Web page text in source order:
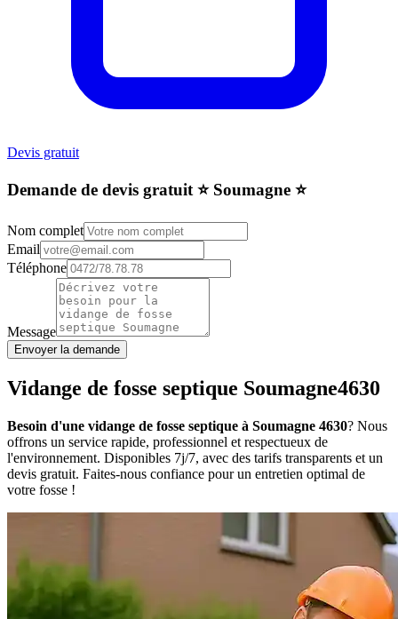
Devis gratuit
Demande de devis gratuit ⭐️ Soumagne ⭐️
Nom complet
Email
Téléphone
Message
Envoyer la demande
Vidange de fosse septique Soumagne4630
Besoin d'une vidange de fosse septique à Soumagne 4630? Nous
offrons un service rapide, professionnel et respectueux de
l'environnement. Disponibles 7j/7, avec des tarifs transparents et un
devis gratuit. Faites-nous confiance pour un entretien optimal de
votre fosse !